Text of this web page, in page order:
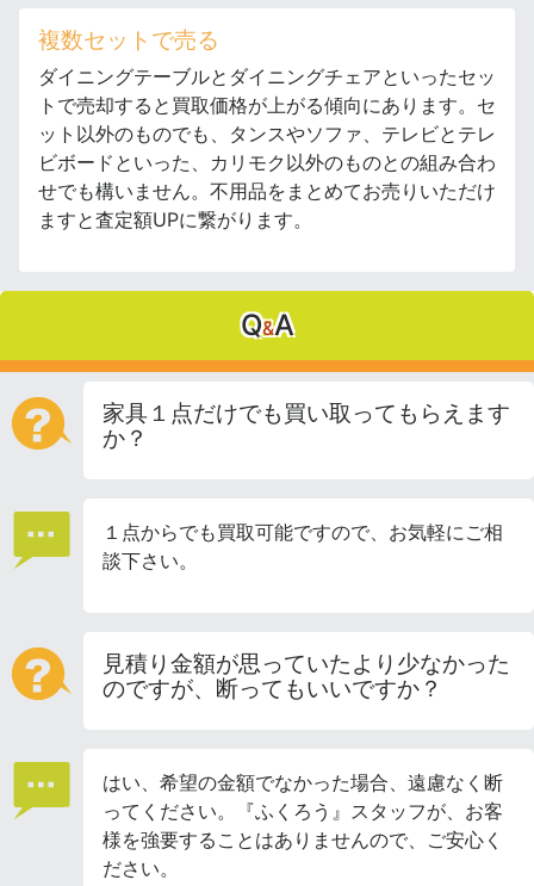
複数セットで売る
ダイニングテーブルとダイニングチェアといったセッ
トで売却すると買取価格が上がる傾向にあります。セ
ット以外のものでも、タンスやソファ、テレビとテレ
ビボードといった、カリモク以外のものとの組み合わ
せでも構いません。不用品をまとめてお売りいただけ
ますと査定額UPに繋がります。
Q&A
家具１点だけでも買い取ってもらえます
か？
１点からでも買取可能ですので、お気軽にご相
談下さい。
見積り金額が思っていたより少なかった
のですが、断ってもいいですか？
はい、希望の金額でなかった場合、遠慮なく断
ってください。『ふくろう』スタッフが、お客
様を強要することはありませんので、ご安心く
ださい。